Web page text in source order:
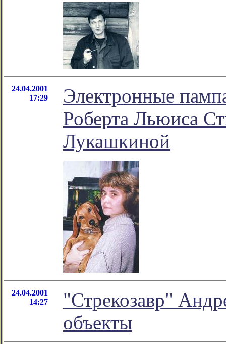
24.04.2001
17:29
Электронные
Роберта Льюиса
Лукашкиной
24.04.2001
14:27
"Стрекозавр"
объекты